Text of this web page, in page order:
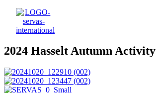
2024 Hasselt Autumn Activity